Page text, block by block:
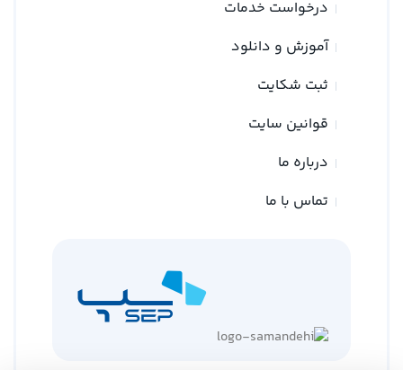
درخواست خدمات
آموزش و دانلود
ثبت شکایت
قوانین سایت
درباره ما
تماس با ما